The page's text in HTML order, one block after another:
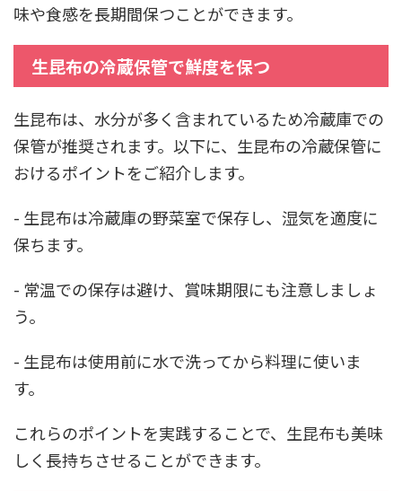
味や食感を長期間保つことができます。
生昆布の冷蔵保管で鮮度を保つ
生昆布は、水分が多く含まれているため冷蔵庫での
保管が推奨されます。以下に、生昆布の冷蔵保管に
おけるポイントをご紹介します。
- 生昆布は冷蔵庫の野菜室で保存し、湿気を適度に
保ちます。
- 常温での保存は避け、賞味期限にも注意しましょ
う。
- 生昆布は使用前に水で洗ってから料理に使いま
す。
これらのポイントを実践することで、生昆布も美味
しく長持ちさせることができます。